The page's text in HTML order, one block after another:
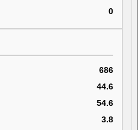
0
686
44.6
54.6
3.8